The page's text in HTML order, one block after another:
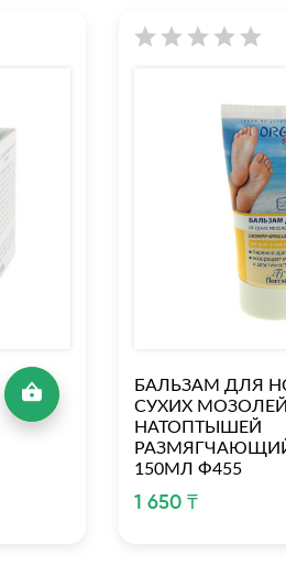
БАЛЬЗАМ ДЛЯ
СУХИХ
НАТОПТЫШЕЙ
150МЛ Ф455
1 650 ₸